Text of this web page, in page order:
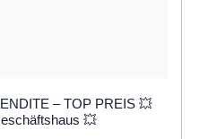
– TOP PREIS 💥
💥